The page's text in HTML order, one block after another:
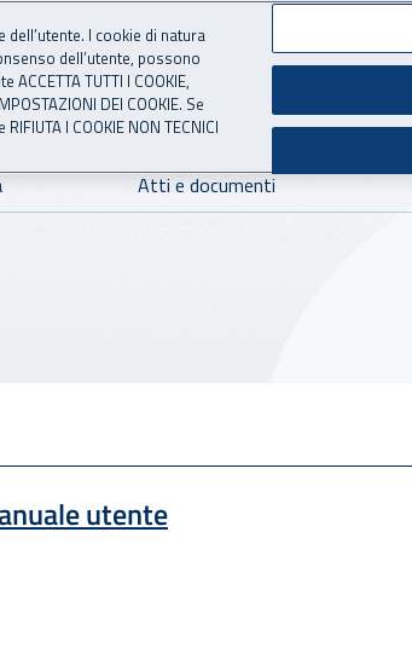
Atti e documenti
utente
I cookie di natura
dell’utente, possono
TUTTI I COOKIE,
DEI COOKIE. Se
I COOKIE NON TECNICI